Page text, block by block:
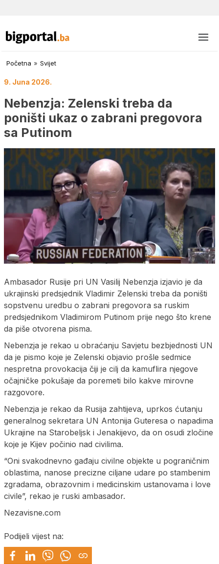
Početna » Svijet
9. Juna 2026.
Nebenzja: Zelenski treba da
poništi ukaz o zabrani pregovora
sa Putinom
Ambasador Rusije pri UN Vasilij Nebenzja izjavio je da
ukrajinski predsjednik Vladimir Zelenski treba da poništi
sopstvenu uredbu o zabrani pregovora sa ruskim
predsjednikom Vladimirom Putinom prije nego što krene
da piše otvorena pisma.
Nebenzja je rekao u obraćanju Savjetu bezbjednosti UN
da je pismo koje je Zelenski objavio prošle sedmice
nespretna provokacija čiji je cilj da kamuflira njegove
očajničke pokušaje da poremeti bilo kakve mirovne
razgovore.
Nebenzja je rekao da Rusija zahtijeva, uprkos ćutanju
generalnog sekretara UN Antonija Guteresa o napadima
Ukrajine na Starobeljsk i Јenakijevo, da on osudi zločine
koje je Kijev počinio nad civilima.
“Oni svakodnevno gađaju civilne objekte u pograničnim
oblastima, nanose precizne ciljane udare po stambenim
zgradama, obrazovnim i medicinskim ustanovama i love
civile”, rekao je ruski ambasador.
Nezavisne.com
Podijeli vijest na: